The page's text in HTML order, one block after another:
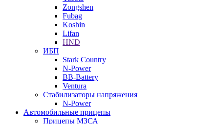
Zongshen
Fubag
Koshin
Lifan
HND
ИБП
Stark Country
N-Power
BB-Battery
Ventura
Стабилизаторы напряжения
N-Power
Автомобильные прицепы
Прицепы МЗСА